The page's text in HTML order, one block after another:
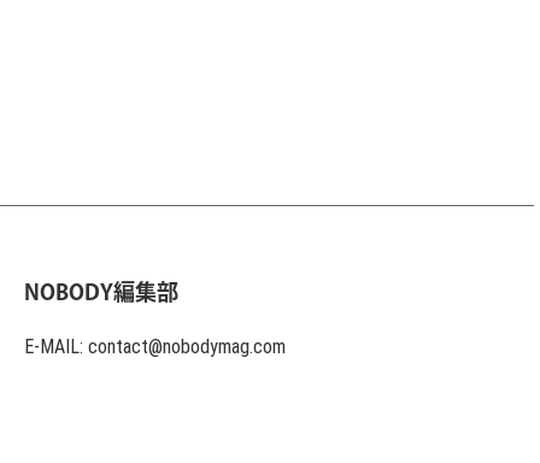
NOBODY編集部
E-MAIL: contact@nobodymag.com